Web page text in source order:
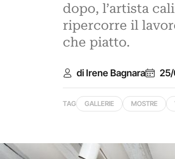
dopo, l’artista
ripercorre il
che piatto.
di Irene Bagnara
TAG GALLERIE MOSTRE